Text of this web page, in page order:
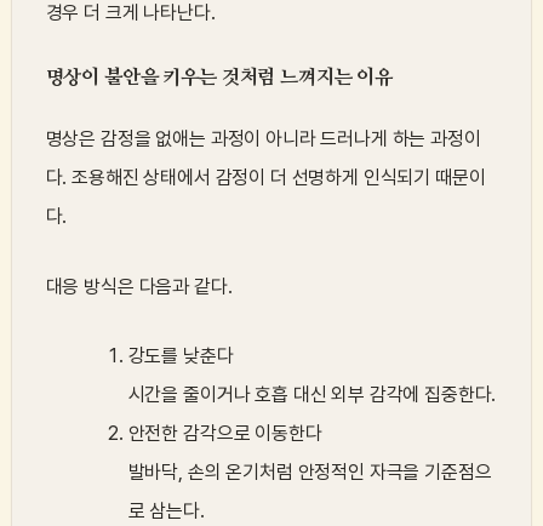
경우 더 크게 나타난다.
명상이 불안을 키우는 것처럼 느껴지는 이유
명상은 감정을 없애는 과정이 아니라 드러나게 하는 과정이
다. 조용해진 상태에서 감정이 더 선명하게 인식되기 때문이
다.
대응 방식은 다음과 같다.
강도를 낮춘다
시간을 줄이거나 호흡 대신 외부 감각에 집중한다.
안전한 감각으로 이동한다
발바닥, 손의 온기처럼 안정적인 자극을 기준점으
로 삼는다.